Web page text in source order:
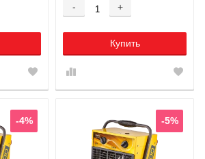
- +
Купить
-4% -5%